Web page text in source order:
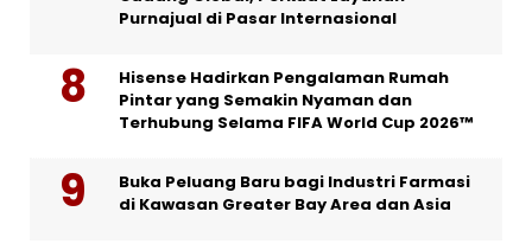
Purnajual di Pasar Internasional
Hisense Hadirkan Pengalaman Rumah
Pintar yang Semakin Nyaman dan
Terhubung Selama FIFA World Cup 2026™
Buka Peluang Baru bagi Industri Farmasi
di Kawasan Greater Bay Area dan Asia